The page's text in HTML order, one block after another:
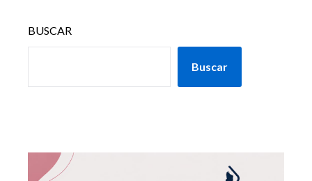
BUSCAR
Buscar